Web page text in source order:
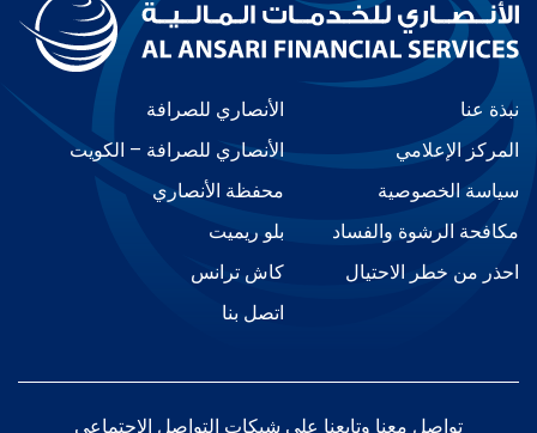
نبذة عنا
المركز الإعلامي
سياسة الخصوصية
مكافحة الرشوة والفساد
احذر من خطر الاحتيال
الأنصاري للصرافة
الأنصاري للصرافة – الكويت
محفظة الأنصاري
بلو ريميت
كاش ترانس
اتصل بنا
تواصل معنا وتابعنا على شبكات التواصل الاجتماعي